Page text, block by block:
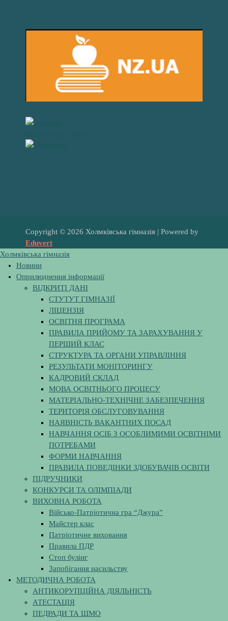
Copyright © 2026 Холмківська гімназія | Powered by
Eduvert
Холмківська гімназія
Новини
Оприлюднення інформації
ВІДКРИТІ ДАНІ
СТУТУТ ГІМНАЗІЇ
ЛІЦЕНЗІЯ
ОСВІТНЯ ПРОГРАМА
ПРАВИЛА ПРИЙОМУ ТА ЗАРАХУВАННЯ У
ПЕРШИЙ КЛАС
СТРУКТУРА ТА ОРГАНИ УПРАВЛІННЯ
РЕЗУЛЬТАТИ МОНІТОРИНГУ
КАДРОВИЙ СКЛАД
МОВА ОСВІТНЬОГО ПРОЦЕСУ
МАТЕРІАЛЬНО-ТЕХНІЧНЕ ЗАБЕЗПЕЧЕННЯ
ТЕРИТОРІЯ ОБСЛУГОВУВАННЯ
НАЯВНІСТЬ ВАКАНТНИХ ПОСАД
НАВЧАННЯ ОСІБ З ОСОБЛИМИМИ ОСВІТНІМИ
ПОТРЕБАМИ
ФОРМИ НАВЧАННЯ
ПРАВИЛА ПОВЕДІНКИ ЗДОБУВАЧІВ ОСВІТИ
ПІДРУЧНИКИ
КОНКУРСИ ТА ОЛІМПІАДИ
ВИХОВНА РОБОТА
Військо-Патріотична гра “Джура”
Майстер клас
Патріотичне виховання
Правила ПДР
Стоп булінг
Запобігання насильству
МЕТОДИЧНА РОБОТА
АНТИКОРУПЦІЙНА ДІЯЛЬНІСТЬ
АТЕСТАЦІЯ
ПЕДРАДИ ТА ШМО